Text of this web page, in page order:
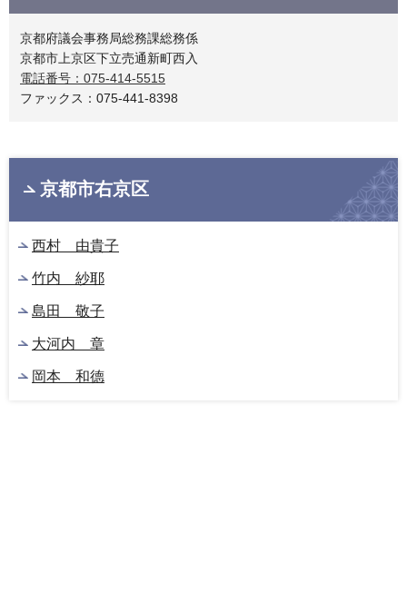
京都府議会事務局総務課総務係
京都市上京区下立売通新町西入
電話番号：075-414-5515
ファックス：075-441-8398
京都市右京区
西村 由貴子
竹内 紗耶
島田 敬子
大河内 章
岡本 和德